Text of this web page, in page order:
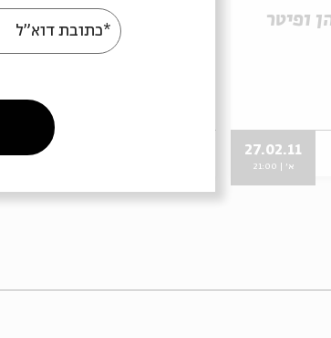
ופיטר
27.02.11
א' | 21:00
מוצש – דנה ברגר
*כתובת דוא"ל